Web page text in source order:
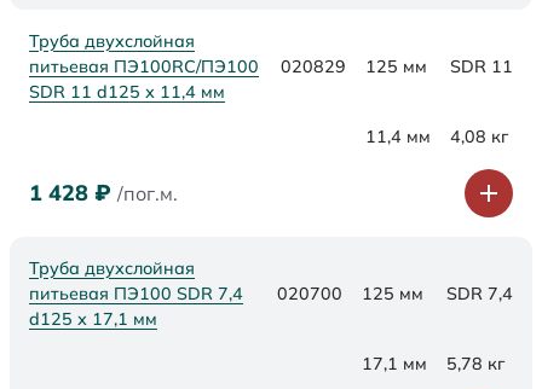
Труба двухслойная
питьевая ПЭ100RC/ПЭ100
SDR 11 d125 х 11,4 мм
020829 125 мм SDR 11
11,4 мм 4,08 кг
1 428 ₽ /пог.м.
Труба двухслойная
питьевая ПЭ100 SDR 7,4
d125 х 17,1 мм
020700 125 мм SDR 7,4
17,1 мм 5,78 кг